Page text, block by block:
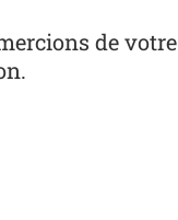
de votre